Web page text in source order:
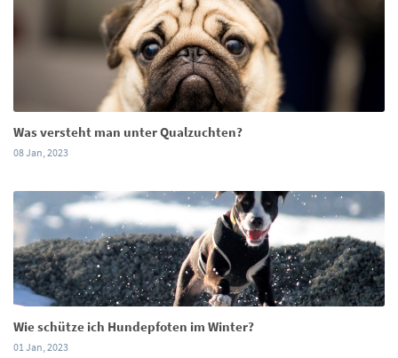
Was versteht man unter Qualzuchten?
08 Jan, 2023
Wie schütze ich Hundepfoten im Winter?
01 Jan, 2023